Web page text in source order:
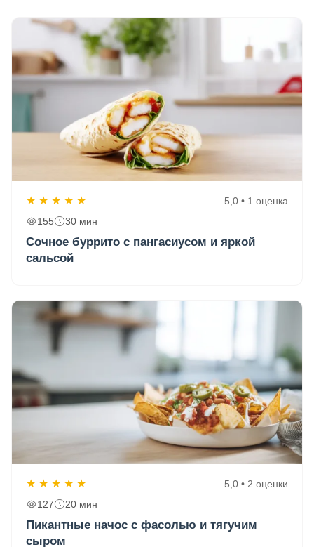
★ ★ ★ ★ ★
5,0 • 1 оценка
155
30 мин
Сочное буррито с пангасиусом и яркой
сальсой
★ ★ ★ ★ ★
5,0 • 2 оценки
127
20 мин
Пикантные начос с фасолью и тягучим
сыром